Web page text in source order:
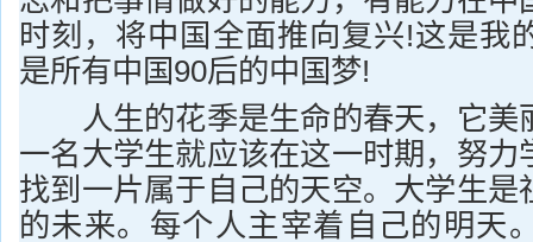
时刻，将中国全面推向复兴!这是我
是所有中国90后的中国梦!
人生的花季是生命的春天，它美
一名大学生就应该在这一时期，努力
找到一片属于自己的天空。大学生是
的未来。每个人主宰着自己的明天